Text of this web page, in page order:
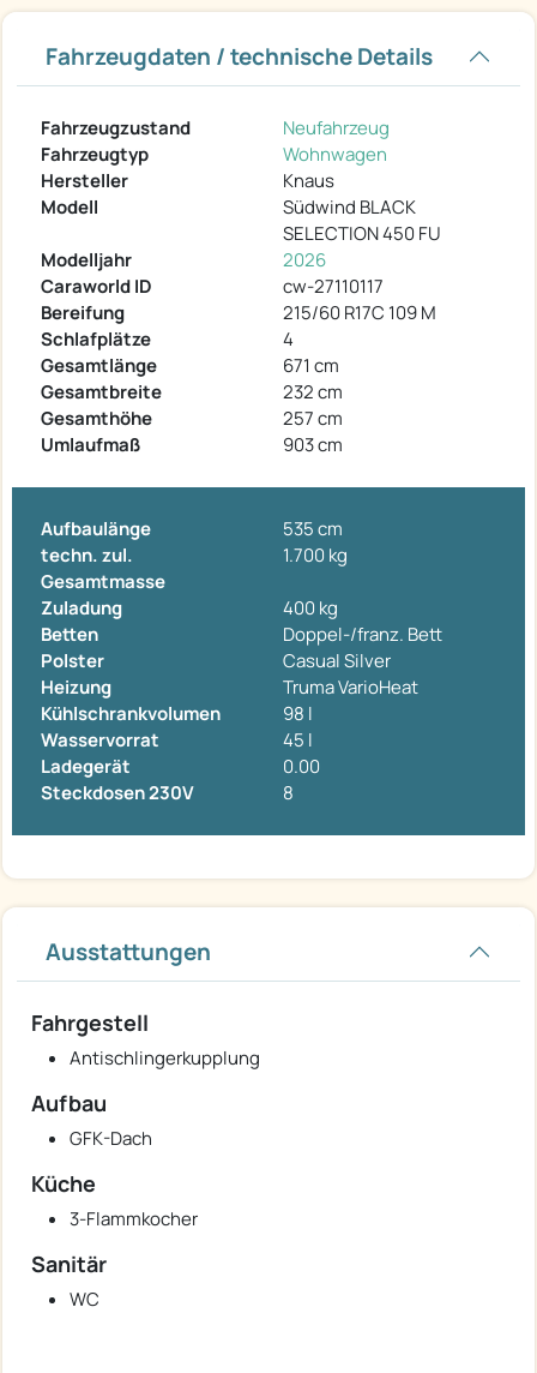
Fahrzeugdaten / technische Details
Fahrzeugzustand
Neufahrzeug
Fahrzeugtyp
Wohnwagen
Hersteller
Knaus
Modell
Südwind BLACK
SELECTION 450 FU
Modelljahr
2026
Caraworld ID
cw-27110117
Bereifung
215/60 R17C 109 M
Schlafplätze
4
Gesamtlänge
671 cm
Gesamtbreite
232 cm
Gesamthöhe
257 cm
Umlaufmaß
903 cm
Aufbaulänge
535 cm
techn. zul.
Gesamtmasse
1.700 kg
Zuladung
400 kg
Betten
Doppel-/franz. Bett
Polster
Casual Silver
Heizung
Truma VarioHeat
Kühlschrankvolumen
98 l
Wasservorrat
45 l
Ladegerät
0.00
Steckdosen 230V
8
Ausstattungen
Fahrgestell
Antischlingerkupplung
Aufbau
GFK-Dach
Küche
3-Flammkocher
Sanitär
WC